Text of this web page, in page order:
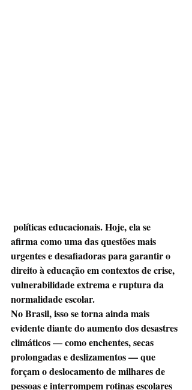
afirma como uma das questões mais
urgentes e desafiadoras para garantir o
direito à educação em contextos de crise,
vulnerabilidade extrema e ruptura da
normalidade escolar.
No Brasil, isso se torna ainda mais
evidente diante do aumento dos desastres
climáticos — como enchentes, secas
prolongadas e deslizamentos — que
forçam o deslocamento de milhares de
pessoas e interrompem rotinas escolares